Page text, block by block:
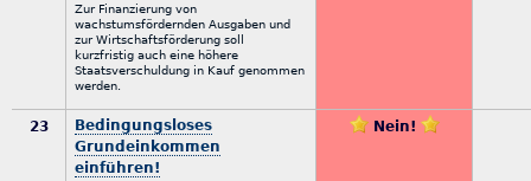
Zur Finanzierung von
wachstumsfördernden Ausgaben und
zur Wirtschaftsförderung soll
kurzfristig auch eine höhere
Staatsverschuldung in Kauf genommen
werden.
23
Bedingungsloses
Grundeinkommen
einführen!
Nein!